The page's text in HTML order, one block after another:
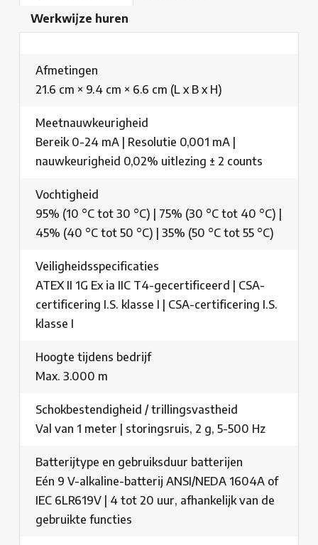
Werkwijze huren
Afmetingen
21.6 cm × 9.4 cm × 6.6 cm (L x B x H)
Meetnauwkeurigheid
Bereik 0-24 mA | Resolutie 0,001 mA |
nauwkeurigheid 0,02% uitlezing ± 2 counts
Vochtigheid
95% (10 °C tot 30 °C) | 75% (30 °C tot 40 °C) |
45% (40 °C tot 50 °C) | 35% (50 °C tot 55 °C)
Veiligheidsspecificaties
ATEX II 1G Ex ia IIC T4-gecertificeerd | CSA-
certificering I.S. klasse I | CSA-certificering I.S.
klasse I
Hoogte tijdens bedrijf
Max. 3.000 m
Schokbestendigheid / trillingsvastheid
Val van 1 meter | storingsruis, 2 g, 5-500 Hz
Batterijtype en gebruiksduur batterijen
Eén 9 V-alkaline-batterij ANSI/NEDA 1604A of
IEC 6LR619V | 4 tot 20 uur, afhankelijk van de
gebruikte functies